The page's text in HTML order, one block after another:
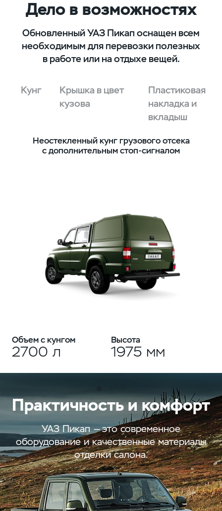
Дело в возможностях
Обновленный УАЗ Пикап оснащен всем
необходимым для перевозки полезных
в работе или на отдыхе вещей.
Кунг
Крышка в цвет
кузова
Пластиковая
накладка и
вкладыш
Неостекленный кунг грузового отсека
с дополнительным стоп-сигналом
Объем с кунгом
2700 л
Высота
1975 мм
Практичность и комфорт
УАЗ Пикап — это современное
оборудование и качественные материалы
отделки салона.